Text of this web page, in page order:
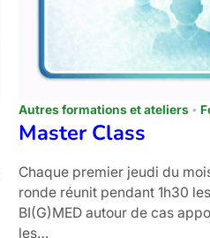
Autres formations et ateliers
Master Class
Chaque premier jeudi du
ronde réunit pendant 1h30
BI(G)MED autour de cas
les…